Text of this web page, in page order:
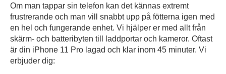
Om man tappar sin telefon kan det kännas extremt
frustrerande och man vill snabbt upp på fötterna igen med
en hel och fungerande enhet. Vi hjälper er med allt från
skärm- och batteribyten till laddportar och kameror. Oftast
är din iPhone 11 Pro lagad och klar inom 45 minuter. Vi
erbjuder dig: